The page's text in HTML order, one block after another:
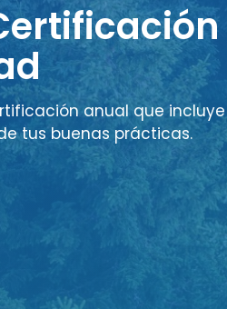
anual que
tus buenas prácticas.